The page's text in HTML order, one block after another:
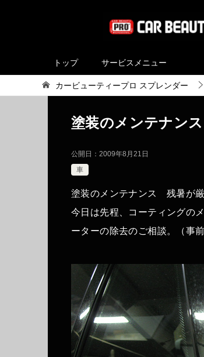
トップ サービスメニュー
カービューティープロ スプレンダー
塗装のメンテナン
公開日： 2009年8月21日
車
塗装のメンテナンス 残暑が厳
今日は先程、コーティングの
ーターの除去のご相談。（事